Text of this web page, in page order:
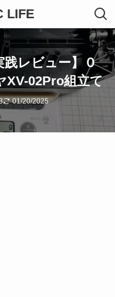
LIFE
践レビュー】０
XV-02Pro組立て
01/20/2025